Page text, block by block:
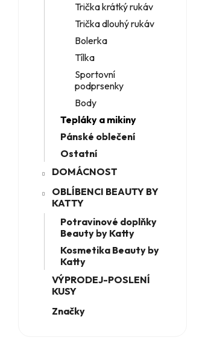
Trička krátký rukáv
Trička dlouhý rukáv
Bolerka
Tílka
Sportovní
podprsenky
Body
Tepláky a mikiny
Pánské oblečení
Ostatní
DOMÁCNOST
OBLÍBENCI BEAUTY BY
KATTY
Potravinové doplňky
Beauty by Katty
Kosmetika Beauty by
Katty
VÝPRODEJ-POSLENÍ
KUSY
Značky